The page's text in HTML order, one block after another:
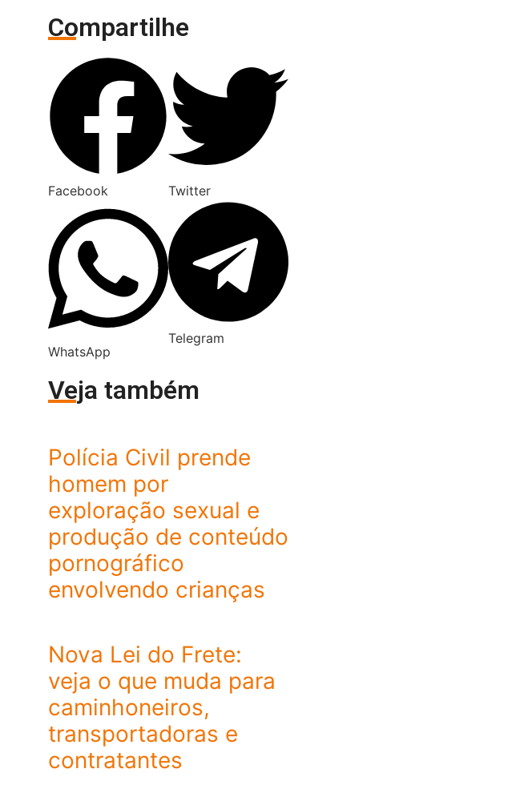
Compartilhe
Facebook Twitter
WhatsApp
Telegram
Veja também
Polícia Civil prende
homem por
exploração sexual e
produção de conteúdo
pornográfico
envolvendo crianças
Nova Lei do Frete:
veja o que muda para
caminhoneiros,
transportadoras e
contratantes